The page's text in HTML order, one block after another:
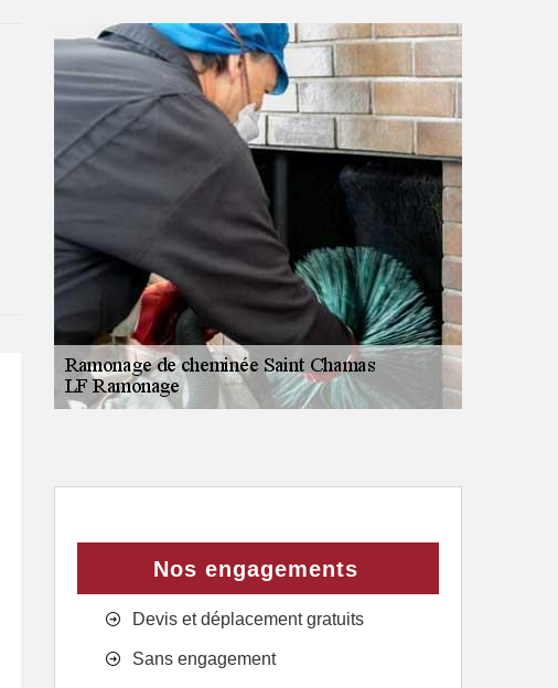
Nos engagements
Devis et déplacement gratuits
Sans engagement